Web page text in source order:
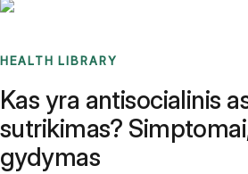
HEALTH LIBRARY
Kas yra antisocialinis
sutrikimas?
gydymas